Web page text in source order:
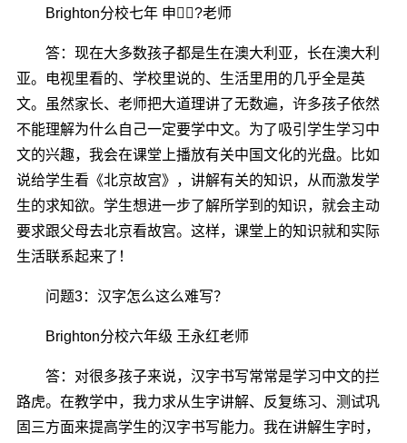
Brighton分校七年 申?老师
答：现在大多数孩子都是生在澳大利亚，长在澳大利
亚。电视里看的、学校里说的、生活里用的几乎全是英
文。虽然家长、老师把大道理讲了无数遍，许多孩子依然
不能理解为什么自己一定要学中文。为了吸引学生学习中
文的兴趣，我会在课堂上播放有关中国文化的光盘。比如
说给学生看《北京故宫》，讲解有关的知识，从而激发学
生的求知欲。学生想进一步了解所学到的知识，就会主动
要求跟父母去北京看故宫。这样，课堂上的知识就和实际
生活联系起来了！
问题3：汉字怎么这么难写？
Brighton分校六年级 王永红老师
答：对很多孩子来说，汉字书写常常是学习中文的拦
路虎。在教学中，我力求从生字讲解、反复练习、测试巩
固三方面来提高学生的汉字书写能力。我在讲解生字时，